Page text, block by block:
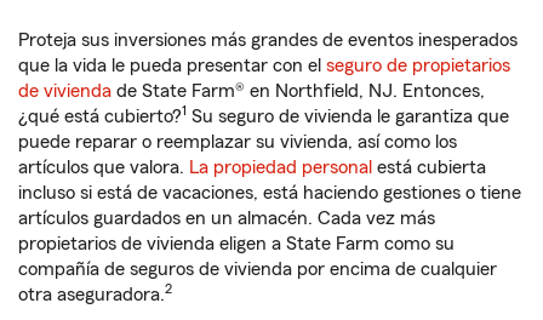
Proteja sus inversiones más grandes de eventos inesperados
que la vida le pueda presentar con el seguro de propietarios
de vivienda de State Farm® en Northfield, NJ. Entonces,
¿qué está cubierto?1 Su seguro de vivienda le garantiza que
puede reparar o reemplazar su vivienda, así como los
artículos que valora. La propiedad personal está cubierta
incluso si está de vacaciones, está haciendo gestiones o tiene
artículos guardados en un almacén. Cada vez más
propietarios de vivienda eligen a State Farm como su
compañía de seguros de vivienda por encima de cualquier
otra aseguradora.2